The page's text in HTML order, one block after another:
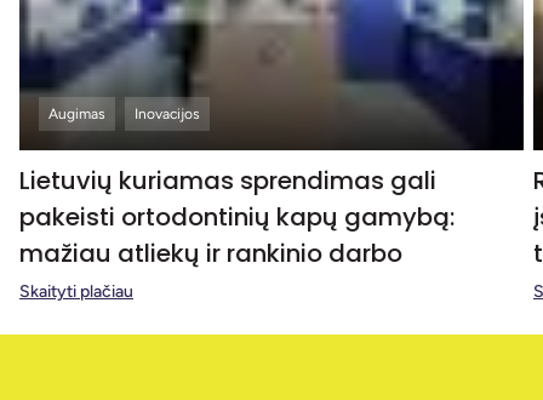
Augimas Inovacijos
Lietuvių kuriamas sprendimas gali
pakeisti ortodontinių kapų gamybą:
mažiau atliekų ir rankinio darbo
Skaityti plačiau